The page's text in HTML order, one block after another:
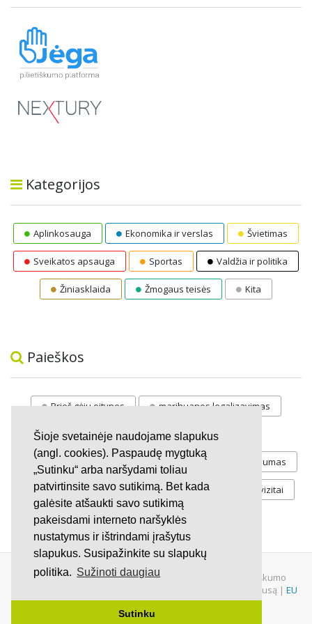
Šioje svetainėje naudojame slapukus
(angl. cookies). Paspaudę mygtuką
„Sutinku“ arba naršydami toliau
patvirtinsite savo sutikimą. Bet kada
galėsite atšaukti savo sutikimą
pakeisdami interneto naršyklės
nustatymus ir ištrindami įrašytus
slapukus. Susipažinkite su slapukų
politika. Sužinoti daugiau
Sutinku
Kategorijos
Aplinkosauga Ekonomika ir verslas Švietimas
Sveikatos apsauga Sportas Valdžia ir politika
Žiniasklaida Žmogaus teisės Kita
Paieškos
Prieš gėju eitynes marihuanos legalizavimas
STOP vaiku atemimas
Pilnos moksleivių vasaros atostogos referendumas
Keliu jaunystės Valandos Rekvizitai
Investicijos
© 2007 - 2026 Ne pelno siekianti organizacija VŠĮ "Pilietiškumo
platformos" į.k. 305719586. Įstaiga turi paramos gavėjo statusą | EU
Petitions|U.S. Petitions
Svetainėje nauduojama